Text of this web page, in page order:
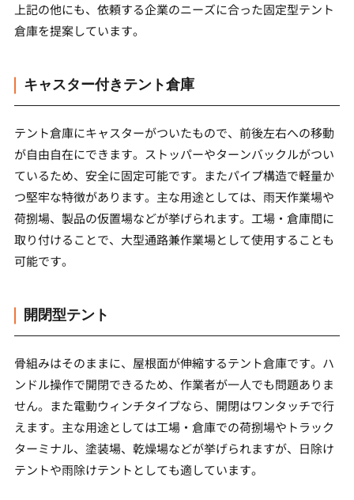
上記の他にも、依頼する企業のニーズに合った固定型テント
倉庫を提案しています。
キャスター付きテント倉庫
テント倉庫にキャスターがついたもので、前後左右への移動
が自由自在にできます。ストッパーやターンバックルがつい
ているため、安全に固定可能です。またパイプ構造で軽量か
つ堅牢な特徴があります。主な用途としては、雨天作業場や
荷捌場、製品の仮置場などが挙げられます。工場・倉庫間に
取り付けることで、大型通路兼作業場として使用することも
可能です。
開閉型テント
骨組みはそのままに、屋根面が伸縮するテント倉庫です。ハ
ンドル操作で開閉できるため、作業者が一人でも問題ありま
せん。また電動ウィンチタイプなら、開閉はワンタッチで行
えます。主な用途としては工場・倉庫での荷捌場やトラック
ターミナル、塗装場、乾燥場などが挙げられますが、日除け
テントや雨除けテントとしても適しています。